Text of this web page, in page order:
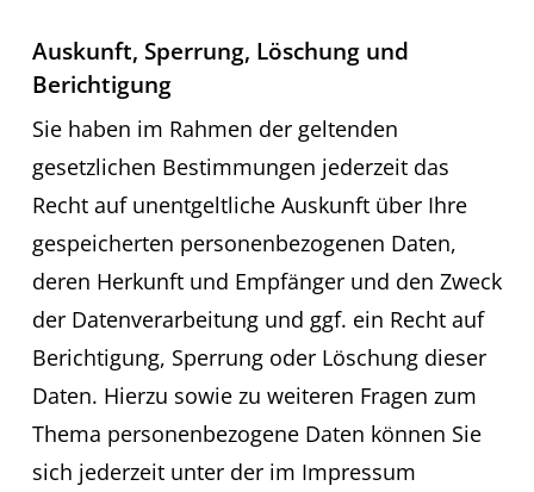
Auskunft, Sperrung, Löschung und
Berichtigung
Sie haben im Rahmen der geltenden
gesetzlichen Bestimmungen jederzeit das
Recht auf unentgeltliche Auskunft über Ihre
gespeicherten personenbezogenen Daten,
deren Herkunft und Empfänger und den Zweck
der Datenverarbeitung und ggf. ein Recht auf
Berichtigung, Sperrung oder Löschung dieser
Daten. Hierzu sowie zu weiteren Fragen zum
Thema personenbezogene Daten können Sie
sich jederzeit unter der im Impressum